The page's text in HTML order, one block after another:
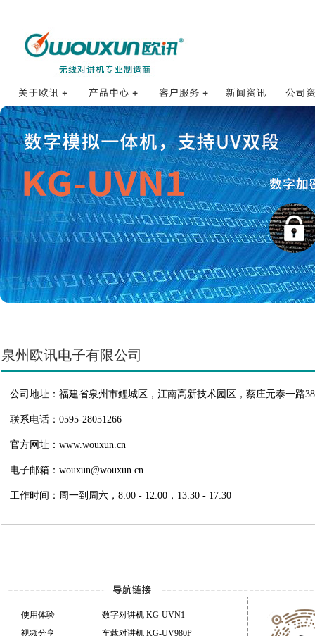
公司简介
发展历程
品牌理念
招贤纳士
企业荣誉
研发体系
质量控制
海事对讲机
打点对讲机
防爆对讲机
数字对讲机
公网对讲机
业余对讲机
专业对讲机
车载对讲机
配件集合
订购方式
销售网络
销售服务
售后服务
使用体验
防伪查询
常见问题FAQ
合作
核准证
泉州欧讯电子有限公司
公司地址：福建省泉州市鲤城区，江南高新技术园区，蔡庄元泰一路
联系电话：0595-28051266
官方网址：www.wouxun.cn
电子邮箱：wouxun@wouxun.cn
工作时间：周一到周六，8:00 - 12:00，13:30 - 17:30
使用体验
视频分享
数字对讲机 KG-UVN1
车载对讲机 KG-UV980P